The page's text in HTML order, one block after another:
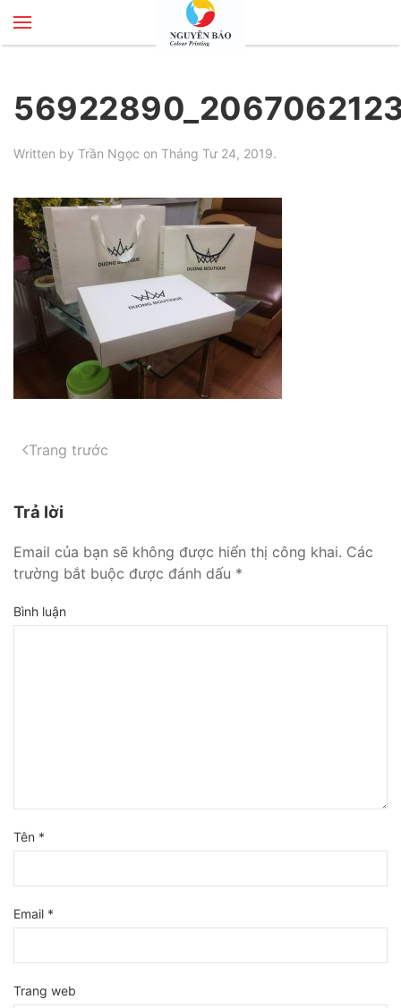
Skip to main content
Written by Trần Ngọc on Tháng Tư 24, 2019.
Trang trước
Trả lời
Email của bạn sẽ không được hiển thị công khai. Các
trường bắt buộc được đánh dấu *
Bình luận
Tên *
Email *
Trang web